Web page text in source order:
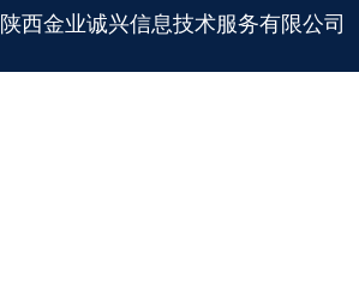
陕西金业诚兴信息技术服务有限公司